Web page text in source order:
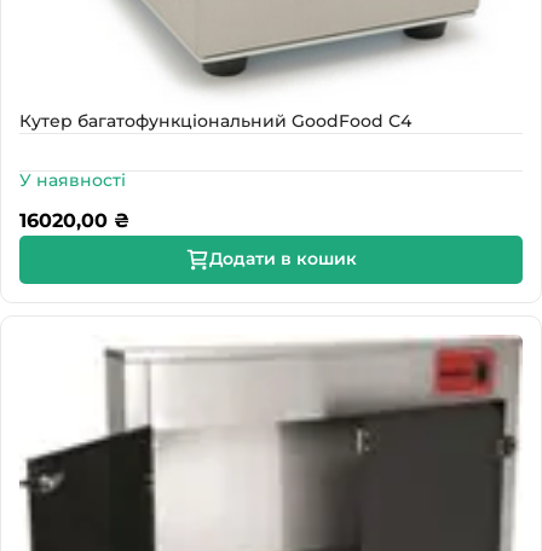
Кутер багатофункціональний GoodFood С4
У наявності
16020,00 ₴
Додати в кошик